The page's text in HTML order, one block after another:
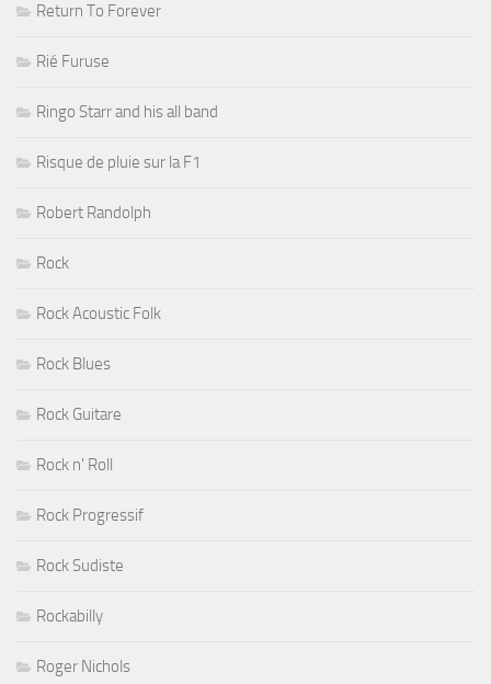
Return To Forever
Rié Furuse
Ringo Starr and his all band
Risque de pluie sur la F1
Robert Randolph
Rock
Rock Acoustic Folk
Rock Blues
Rock Guitare
Rock n' Roll
Rock Progressif
Rock Sudiste
Rockabilly
Roger Nichols